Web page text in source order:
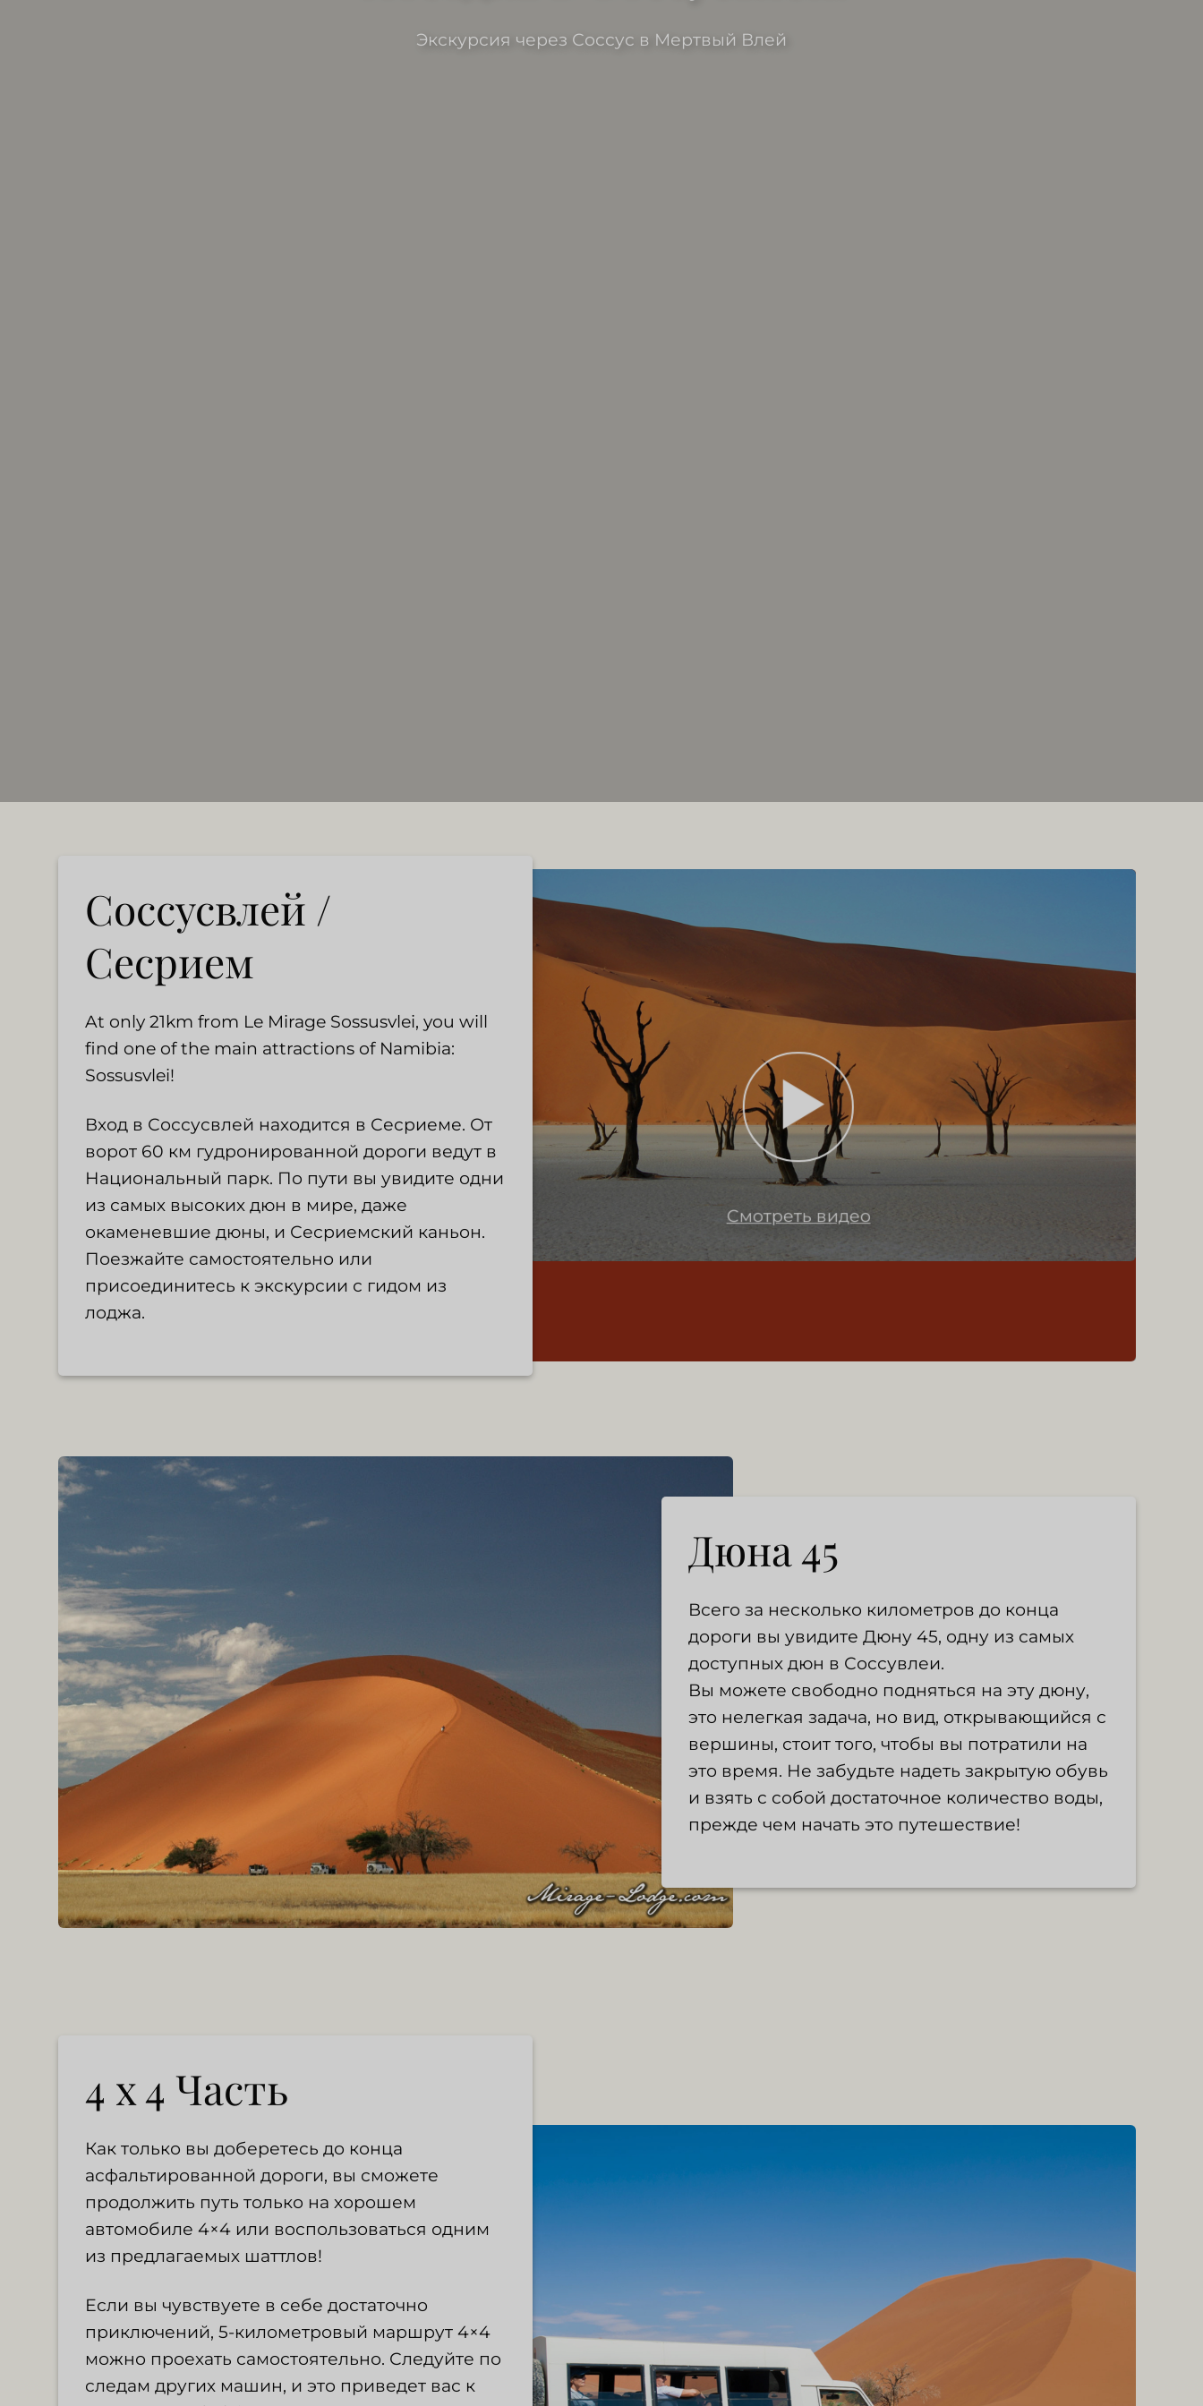
Экскурсия через Соссус в Мертвый Влей
Соссусвлей /
Сесрием
At only 21km from Le Mirage Sossusvlei, you will
find one of the main attractions of Namibia:
Sossusvlei!
Вход в Соссусвлей находится в Сесриеме. От
ворот 60 км гудронированной дороги ведут в
Национальный парк. По пути вы увидите одни
из самых высоких дюн в мире, даже
окаменевшие дюны, и Сесриемский каньон.
Поезжайте самостоятельно или
присоединитесь к экскурсии с гидом из
лоджа.
Смотреть видео
Дюна 45
Всего за несколько километров до конца
дороги вы увидите Дюну 45, одну из самых
доступных дюн в Соссувлеи.
Вы можете свободно подняться на эту дюну,
это нелегкая задача, но вид, открывающийся с
вершины, стоит того, чтобы вы потратили на
это время. Не забудьте надеть закрытую обувь
и взять с собой достаточное количество воды,
прежде чем начать это путешествие!
4 x 4 Часть
Как только вы доберетесь до конца
асфальтированной дороги, вы сможете
продолжить путь только на хорошем
автомобиле 4×4 или воспользоваться одним
из предлагаемых шаттлов!
Если вы чувствуете в себе достаточно
приключений, 5-километровый маршрут 4×4
можно проехать самостоятельно. Следуйте по
следам других машин, и это приведет вас к